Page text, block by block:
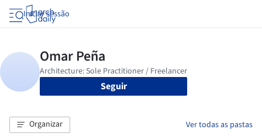
Iniciar sessão
Seguir
Organizar Ver todas as pastas